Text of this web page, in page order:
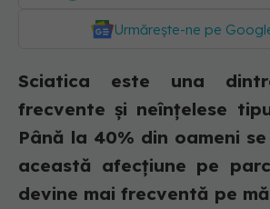
Urmărește-ne pe
Sciatica este una
frecvente și neînțelese
Până la 40% din oameni
această afecțiune pe
devine mai frecventă pe